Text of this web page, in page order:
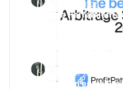
March 28, 2025
Mejores
Luca Jurende
November 25, 2024
Asociación entre